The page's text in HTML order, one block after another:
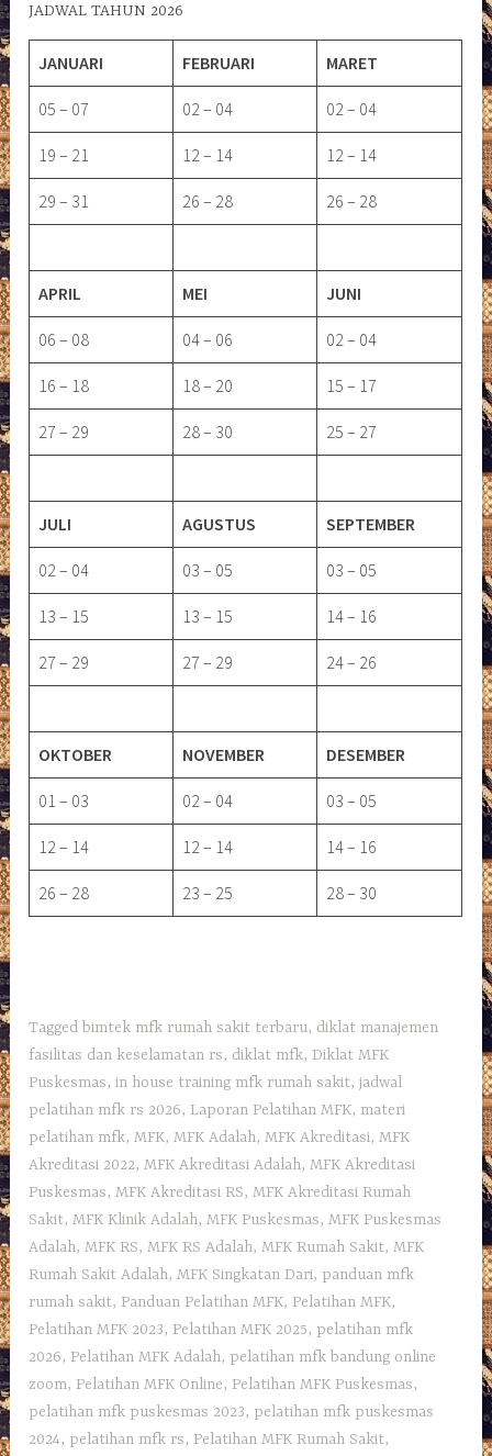
JADWAL TAHUN 2026
JANUARI FEBRUARI MARET
05 – 07 02 – 04 02 – 04
19 – 21 12 – 14 12 – 14
29 – 31 26 – 28 26 – 28
APRIL MEI JUNI
06 – 08 04 – 06 02 – 04
16 – 18 18 – 20 15 – 17
27 – 29 28 – 30 25 – 27
JULI AGUSTUS SEPTEMBER
02 – 04 03 – 05 03 – 05
13 – 15 13 – 15 14 – 16
27 – 29 27 – 29 24 – 26
OKTOBER NOVEMBER DESEMBER
01 – 03 02 – 04 03 – 05
12 – 14 12 – 14 14 – 16
26 – 28 23 – 25 28 – 30
Tagged bimtek mfk rumah sakit terbaru, diklat manajemen
fasilitas dan keselamatan rs, diklat mfk,Diklat MFK
Puskesmas,in house training mfk rumah sakit,jadwal
pelatihan mfk rs 2026, Laporan Pelatihan MFK, materi
pelatihan mfk,MFK,MFK Adalah,MFK Akreditasi,MFK
Akreditasi 2022,MFK Akreditasi Adalah,MFK Akreditasi
Puskesmas,MFK Akreditasi RS,MFK Akreditasi Rumah
Sakit,MFK Klinik Adalah,MFK Puskesmas,MFK Puskesmas
Adalah,MFK RS,MFK RS Adalah,MFK Rumah Sakit,MFK
Rumah Sakit Adalah,MFK Singkatan Dari, panduan mfk
rumah sakit, Panduan Pelatihan MFK, Pelatihan MFK,
Pelatihan MFK 2023, Pelatihan MFK 2025, pelatihan mfk
2026, Pelatihan MFK Adalah, pelatihan mfk bandung online
zoom, Pelatihan MFK Online, Pelatihan MFK Puskesmas,
pelatihan mfk puskesmas 2023, pelatihan mfk puskesmas
2024, pelatihan mfk rs, Pelatihan MFK Rumah Sakit,